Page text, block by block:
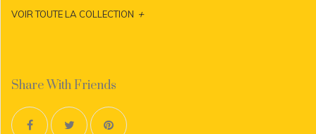
VOIR TOUTE LA COLLECTION +
Share With Friends